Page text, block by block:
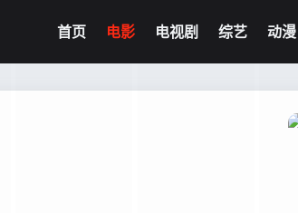
首页 电影 电视剧 综艺 动漫